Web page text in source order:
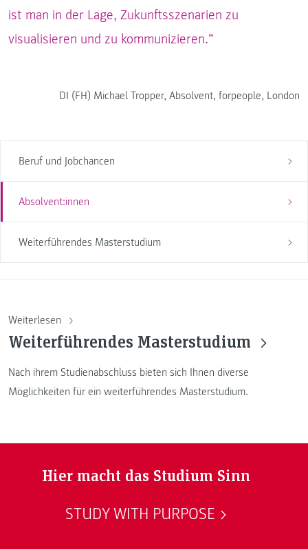
Beruf und Jobchancen
Absolvent:innen
Weiterführendes Masterstudium
ist man in der Lage, Zukunftsszenarien zu
visualisieren und zu kommunizieren.“
DI (FH) Michael Tropper, Absolvent, forpeople, London
Weiterlesen
Weiterführendes Masterstudium
Nach ihrem Studienabschluss bieten sich Ihnen diverse
Möglichkeiten für ein weiterführendes Masterstudium.
Hier macht das Studium Sinn
STUDY WITH PURPOSE